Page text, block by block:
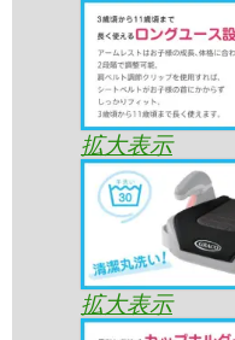
拡大表示
拡大表示